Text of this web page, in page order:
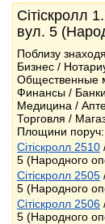
Сітіскролл
вул. 5
Поблизу
Бизнес /
Общественные
Финансы /
Медицина /
Торговля /
Площини поруч:
Сітіскролл 2510
5 (Народного
Сітіскролл 2505
5 (Народного
Сітіскролл 2506
5 (Народного